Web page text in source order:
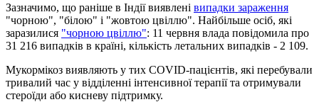
Зазначимо, що раніше в Індії виявлені випадки зараження
"чорною", "білою" і "жовтою цвіллю". Найбільше осіб, які
заразилися "чорною цвіллю": 11 червня влада повідомила про
31 216 випадків в країні, кількість летальних випадків - 2 109.
Мукормікоз виявляють у тих COVID-пацієнтів, які перебували
тривалий час у відділенні інтенсивної терапії та отримували
стероїди або кисневу підтримку.